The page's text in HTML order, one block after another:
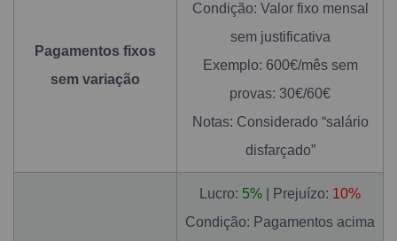
Pagamentos fixos
sem variação
Condição: Valor fixo mensal
sem justificativa
Exemplo: 600€/mês sem
provas: 30€/60€
Notas: Considerado “salário
disfarçado”
Lucro: 5% | Prejuízo: 10%
Condição: Pagamentos acima